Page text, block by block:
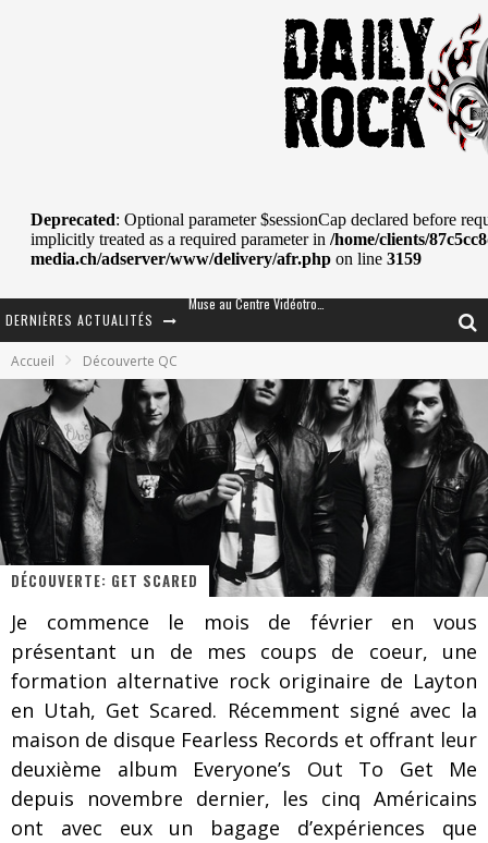
DERNIÈRES ACTUALITÉS
La Tragédie sort de la nouvelle musique
Tove Lo était de passage au MTELUS
Les danseurs étoiles parasitent ton ciel
Jeff Martin au Corona de Montréal
On va se le dire, Sword est de retour
La compil’ Zoo de Slam Disques est de retour
Death Note Silence - Collide and Collapse
Muse au Centre Vidéotron de Québec
Accueil Découverte QC
DÉCOUVERTE: GET SCARED
Je commence le mois de février en vous
présentant un de mes coups de coeur, une
formation alternative rock originaire de Layton
en Utah, Get Scared. Récemment signé avec la
maison de disque Fearless Records et offrant leur
deuxième album Everyone’s Out To Get Me
depuis novembre dernier, les cinq Américains
ont avec eux un bagage d’expériences que